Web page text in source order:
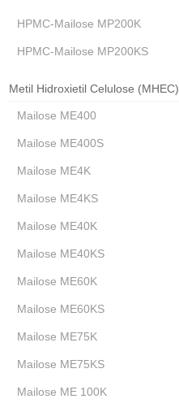
HPMC-Mailose MP200K
HPMC-Mailose MP200KS
Metil Hidroxietil Celulose (MHEC)
Mailose ME400
Mailose ME400S
Mailose ME4K
Mailose ME4KS
Mailose ME40K
Mailose ME40KS
Mailose ME60K
Mailose ME60KS
Mailose ME75K
Mailose ME75KS
Mailose ME 100K